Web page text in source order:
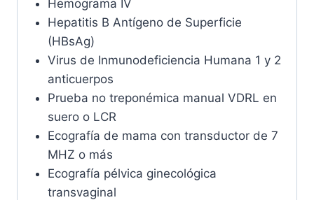
Hemograma IV
Hepatitis B Antígeno de Superficie
(HBsAg)
Virus de Inmunodeficiencia Humana 1 y 2
anticuerpos
Prueba no treponémica manual VDRL en
suero o LCR
Ecografía de mama con transductor de 7
MHZ o más
Ecografía pélvica ginecológica
transvaginal